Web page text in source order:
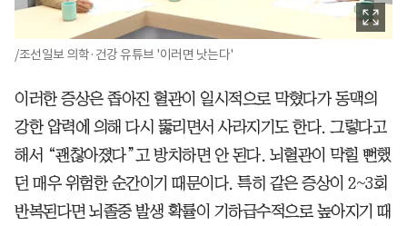
/조선일보 의학·건강 유튜브 '이러면 낫는다'
이러한 증상은 좁아진 혈관이 일시적으로 막혔다가 동맥의
강한 압력에 의해 다시 뚫리면서 사라지기도 한다. 그렇다고
해서 “괜찮아졌다”고 방치하면 안 된다. 뇌혈관이 막힐 뻔했
던 매우 위험한 순간이기 때문이다. 특히 같은 증상이 2~3회
반복된다면 뇌졸중 발생 확률이 기하급수적으로 높아지기 때